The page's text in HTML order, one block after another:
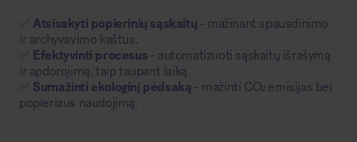
Atsisakyti popierinių sąskaitų - mažinant spausdinimo
ir archyvavimo kaštus.
Efektyvinti procesus - automatizuoti sąskaitų išrašymą
ir apdorojimą, taip taupant laiką.
Sumažinti ekologinį pėdsaką - mažinti CO₂ emisijas bei
popieriaus naudojimą.